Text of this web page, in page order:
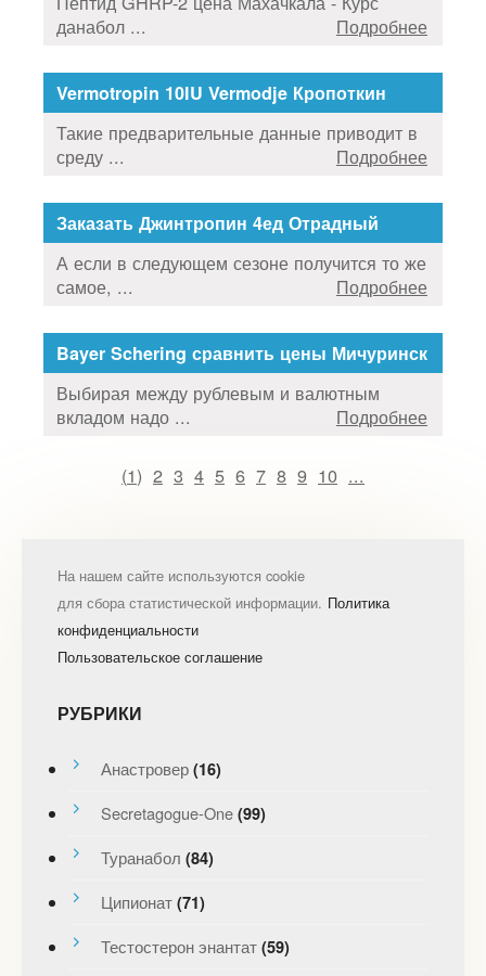
данабол ...
Подробнее
Vermotropin 10IU Vermodje Кропоткин
Такие предварительные данные приводит в
среду ...
Подробнее
Заказать Джинтропин 4ед Отрадный
А если в следующем сезоне получится то же
самое, ...
Подробнее
Bayer Schering сравнить цены Мичуринск
Выбирая между рублевым и валютным
вкладом надо ...
Подробнее
(1) 2 3 4 5 6 7 8 9 10 ...
На нашем сайте используются cookie
для сбора статистической информации. Политика
конфиденциальности
Пользовательское соглашение
РУБРИКИ
Анастровер (16)
Secretagogue-One (99)
Туранабол (84)
Ципионат (71)
Тестостерон энантат (59)